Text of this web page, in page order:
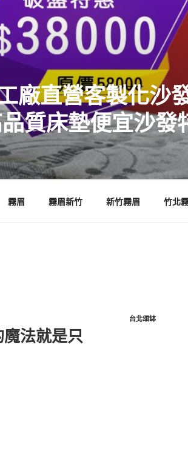
廠直營客製化沙
質床墊便宜沙發
霧眉 霧眉新竹 新竹霧眉 竹北
法就是只
台北頌缽